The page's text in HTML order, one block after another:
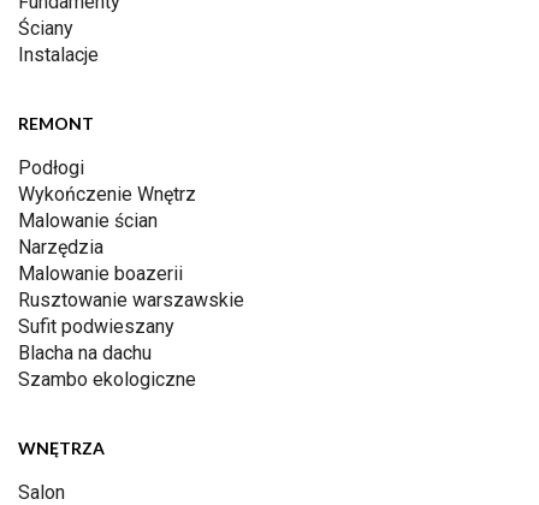
Ściany
Instalacje
REMONT
Podłogi
Wykończenie Wnętrz
Malowanie ścian
Narzędzia
Malowanie boazerii
Rusztowanie warszawskie
Sufit podwieszany
Blacha na dachu
Szambo ekologiczne
WNĘTRZA
Salon